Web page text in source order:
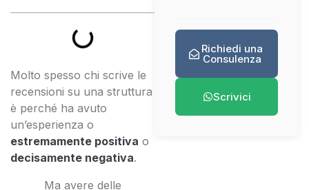
Molto spesso chi scrive le
recensioni su una struttura
è perché ha avuto
un’esperienza o
estremamente positiva o
decisamente negativa.
Ma avere delle
Richiedi una
Consulenza
Scrivici